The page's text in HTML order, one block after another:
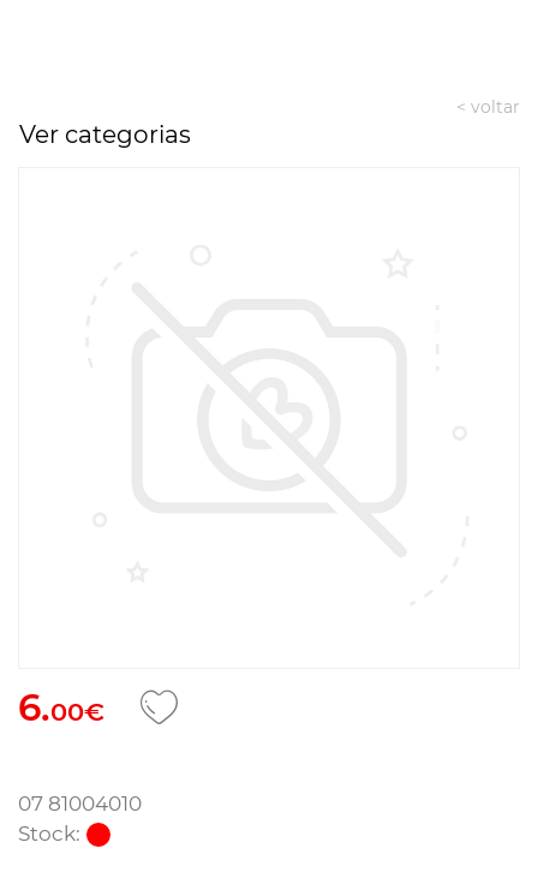
< voltar
Ver categorias
6.00€
07 81004010
Stock: